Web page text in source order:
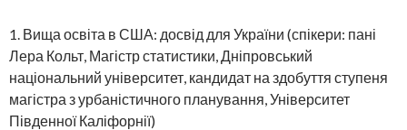
1. Вища освіта в США: досвід для України (спікери: пані
Лера Кольт, Магістр статистики, Дніпровський
національний університет, кандидат на здобуття ступеня
магістра з урбаністичного планування, Університет
Південної Каліфорнії)